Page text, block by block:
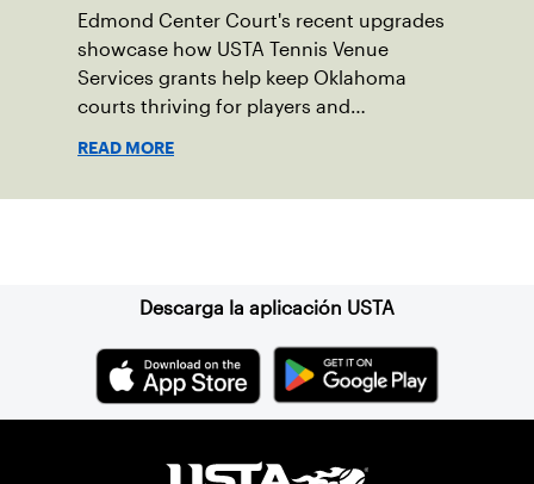
Edmond Center Court's recent upgrades
showcase how USTA Tennis Venue
Services grants help keep Oklahoma
courts thriving for players and
READ MORE
Descarga la aplicación USTA